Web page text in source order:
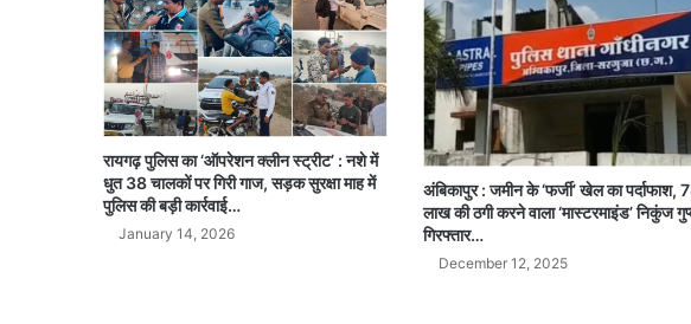
रायगढ़ पुलिस का ‘ऑपरेशन क्लीन स्ट्रीट’ : नशे में
धुत 38 चालकों पर गिरी गाज, सड़क सुरक्षा माह में
पुलिस की बड़ी कार्रवाई…
January 14, 2026
अंबिकापुर : जमीन के ‘फर्जी’ खेल का पर्दाफाश,
लाख की ठगी करने वाला ‘मास्टरमाइंड’ निकुंज
गिरफ्तार…
December 12, 2025